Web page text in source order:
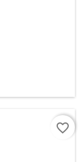
favorite_border